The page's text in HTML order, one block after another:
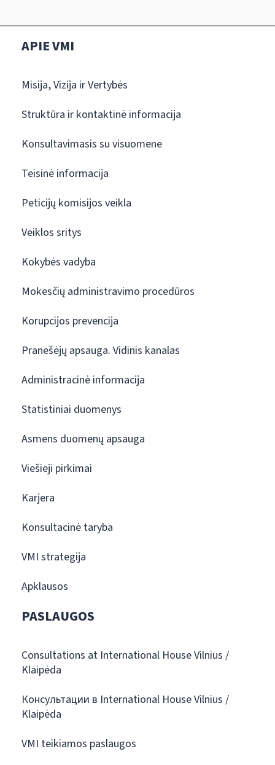
APIE VMI
Misija, Vizija ir Vertybės
Struktūra ir kontaktinė informacija
Konsultavimasis su visuomene
Teisinė informacija
Peticijų komisijos veikla
Veiklos sritys
Kokybės vadyba
Mokesčių administravimo procedūros
Korupcijos prevencija
Pranešėjų apsauga. Vidinis kanalas
Administracinė informacija
Statistiniai duomenys
Asmens duomenų apsauga
Viešieji pirkimai
Karjera
Konsultacinė taryba
VMI strategija
Apklausos
PASLAUGOS
Consultations at International House Vilnius /
Klaipėda
Консультации в International House Vilnius /
Klaipėda
VMI teikiamos paslaugos